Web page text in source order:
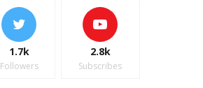
1.7k
Followers
2.8k
Subscribes